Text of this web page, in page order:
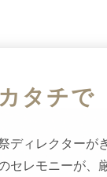
タチで
ディレクターが
セレモニーが、